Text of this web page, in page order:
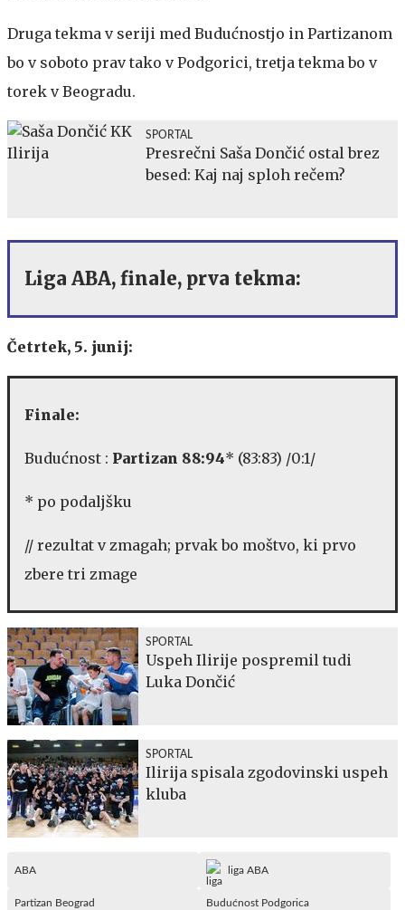
Druga tekma v seriji med Budućnostjo in Partizanom
bo v soboto prav tako v Podgorici, tretja tekma bo v
torek v Beogradu.
SPORTAL
Presrečni Saša Dončić ostal brez
besed: Kaj naj sploh rečem?
Liga ABA, finale, prva tekma:
Četrtek, 5. junij:
Finale:
Budućnost : Partizan 88:94* (83:83) /0:1/
* po podaljšku
// rezultat v zmagah; prvak bo moštvo, ki prvo
zbere tri zmage
SPORTAL
Uspeh Ilirije pospremil tudi
Luka Dončić
SPORTAL
Ilirija spisala zgodovinski uspeh
kluba
ABA liga ABA
Partizan Beograd Budućnost Podgorica